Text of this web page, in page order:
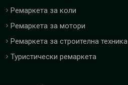
Ремаркета за коли
Ремаркета за мотори
Ремаркета за строителна техника
Туристически ремаркета